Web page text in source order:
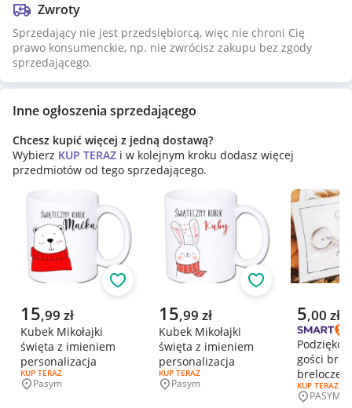
Zwroty
Sprzedający nie jest przedsiębiorcą, więc nie chroni Cię
prawo konsumenckie, np. nie zwrócisz zakupu bez zgody
sprzedającego.
Inne ogłoszenia sprzedającego
Chcesz kupić więcej z jedną dostawą?
Wybierz KUP TERAZ i w kolejnym kroku dodasz więcej
przedmiotów od tego sprzedającego.
Aktualna cena
15,99 zł
Kubek Mikołajki
święta z imieniem
personalizacja
RODZAJ OFERTY:
KUP TERAZ
Miejscowość
Pasym
Obserwuj
Aktualna cena
15,99 zł
Kubek Mikołajki
święta z imieniem
personalizacja
RODZAJ OFERTY:
KUP TERAZ
Miejscowość
Pasym
Obserwuj
Aktualna
5,00 zł
gości
breloczek
RODZAJ
KUP TERAZ
PASYM